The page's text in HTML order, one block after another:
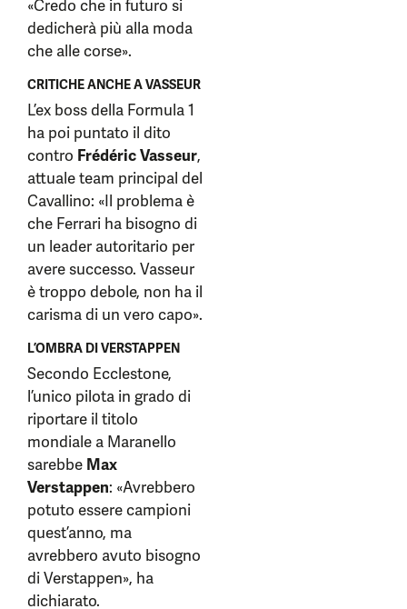
«Credo che in futuro si
dedicherà più alla moda
che alle corse».
CRITICHE ANCHE A VASSEUR
L’ex boss della Formula 1
ha poi puntato il dito
contro Frédéric Vasseur,
attuale team principal del
Cavallino: «Il problema è
che Ferrari ha bisogno di
un leader autoritario per
avere successo. Vasseur
è troppo debole, non ha il
carisma di un vero capo».
L’OMBRA DI VERSTAPPEN
Secondo Ecclestone,
l’unico pilota in grado di
riportare il titolo
mondiale a Maranello
sarebbe Max
Verstappen: «Avrebbero
potuto essere campioni
quest’anno, ma
avrebbero avuto bisogno
di Verstappen», ha
dichiarato.